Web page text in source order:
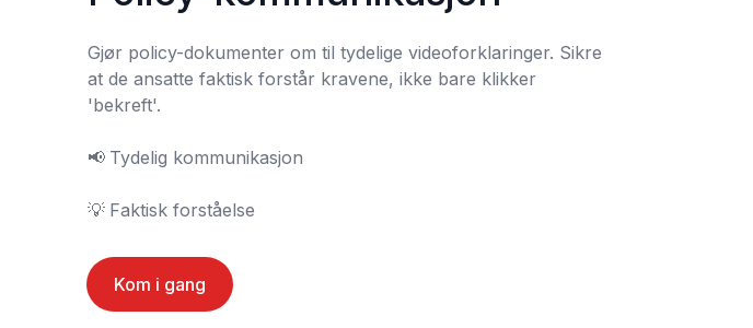
Gjør policy-dokumenter om til tydelige videoforklaringer. Sikre
at de ansatte faktisk forstår kravene, ikke bare klikker
'bekreft'.
📢	Tydelig kommunikasjon
💡	Faktisk forståelse
Kom i gang